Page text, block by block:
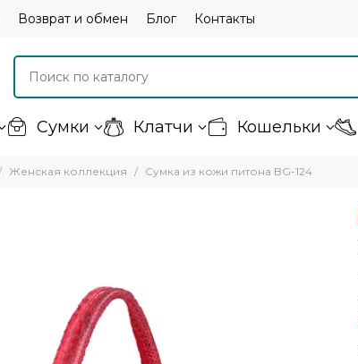
Возврат и обмен Блог Контакты
Сумки Клатчи Кошельки
Женская коллекция Сумка из кожи питона BG-124